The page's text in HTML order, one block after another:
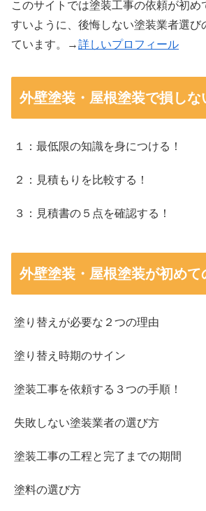
このサイトでは塗装工事の依頼が初め
すいように、後悔しない塗装業者選び
ています。→詳しいプロフィール
外壁塗装・屋根塗装で損しな
１：最低限の知識を身につける！
２：見積もりを比較する！
３：見積書の５点を確認する！
外壁塗装・屋根塗装が初めて
塗り替えが必要な２つの理由
塗り替え時期のサイン
塗装工事を依頼する３つの手順！
失敗しない塗装業者の選び方
塗装工事の工程と完了までの期間
塗料の選び方